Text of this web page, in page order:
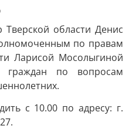
области Денис
по правам
Ларисой Мосолыгиной
граждан по вопросам
с 10.00 по адресу: г.